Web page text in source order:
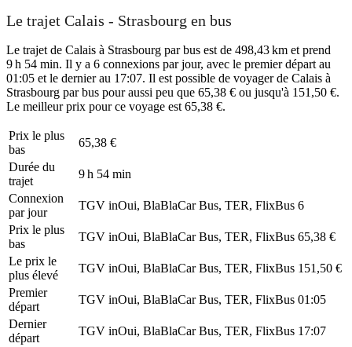
Le trajet Calais - Strasbourg en bus
Le trajet de Calais à Strasbourg par bus est de 498,43 km et prend
9 h 54 min. Il y a 6 connexions par jour, avec le premier départ au
01:05 et le dernier au 17:07. Il est possible de voyager de Calais à
Strasbourg par bus pour aussi peu que 65,38 € ou jusqu'à 151,50 €.
Le meilleur prix pour ce voyage est 65,38 €.
Prix ​​le plus
bas
65,38 €
Durée du
trajet
9 h 54 min
Connexion
par jour
TGV inOui, BlaBlaCar Bus, TER, FlixBus 6
Prix ​​le plus
bas
TGV inOui, BlaBlaCar Bus, TER, FlixBus 65,38 €
Le prix le
plus élevé
TGV inOui, BlaBlaCar Bus, TER, FlixBus 151,50 €
Premier
départ
TGV inOui, BlaBlaCar Bus, TER, FlixBus 01:05
Dernier
départ
TGV inOui, BlaBlaCar Bus, TER, FlixBus 17:07